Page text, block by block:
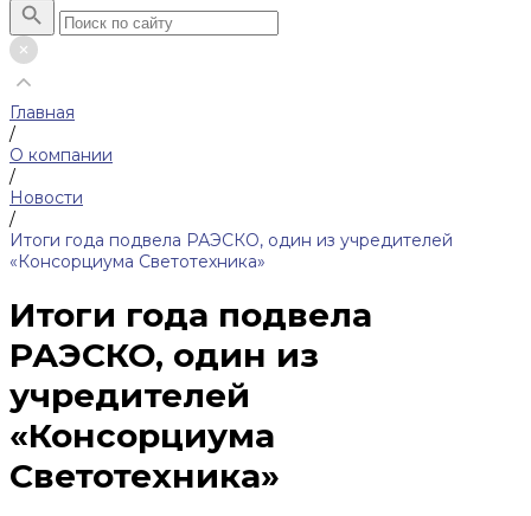
Главная
/
О компании
/
Новости
/
Итоги года подвела РАЭСКО, один из учредителей
«Консорциума Светотехника»
Итоги года подвела
РАЭСКО, один из
учредителей
«Консорциума
Светотехника»